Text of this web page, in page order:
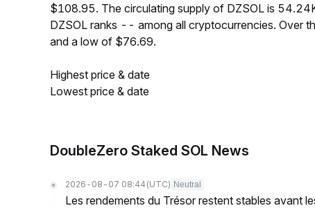
$108.95. The circulating supply of DZSOL is
DZSOL ranks -- among all cryptocurrencies. Over
and a low of $76.69.
Highest price & date
Lowest price & date
DoubleZero Staked SOL News
2026-08-07 08:44 (UTC) Neutral
Les rendements du Trésor restent stables avant